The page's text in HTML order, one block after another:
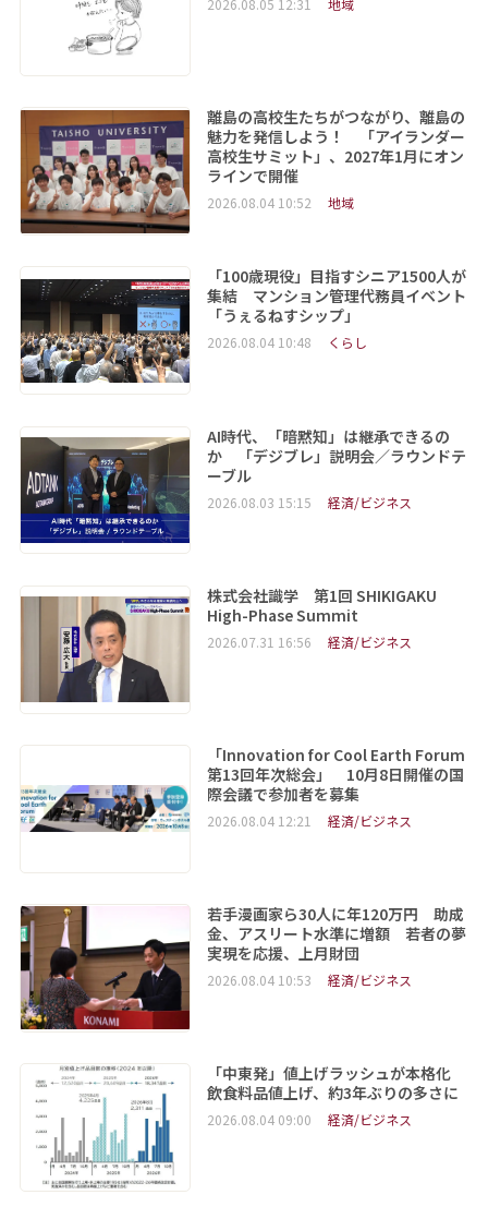
2026.08.05 12:31 地域
離島の高校生たちがつながり、離島の
魅力を発信しよう！ 「アイランダー
高校生サミット」、2027年1月にオン
ラインで開催
2026.08.04 10:52 地域
「100歳現役」目指すシニア1500人が
集結 マンション管理代務員イベント
「うぇるねすシップ」
2026.08.04 10:48 くらし
AI時代、「暗黙知」は継承できるの
か 「デジブレ」説明会／ラウンドテ
ーブル
2026.08.03 15:15 経済/ビジネス
株式会社識学 第1回 SHIKIGAKU
High-Phase Summit
2026.07.31 16:56 経済/ビジネス
「Innovation for Cool Earth Forum
第13回年次総会」 10月8日開催の国
際会議で参加者を募集
2026.08.04 12:21 経済/ビジネス
若手漫画家ら30人に年120万円 助成
金、アスリート水準に増額 若者の夢
実現を応援、上月財団
2026.08.04 10:53 経済/ビジネス
「中東発」値上げラッシュが本格化
飲食料品値上げ、約3年ぶりの多さに
2026.08.04 09:00 経済/ビジネス